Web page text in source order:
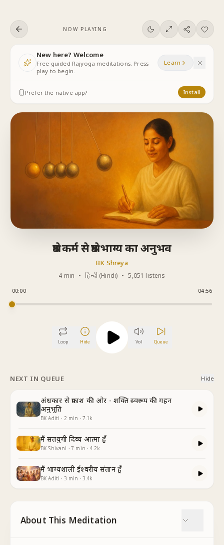
NOW PLAYING
New here? Welcome
Free guided Rajyoga meditations. Press
play to begin.
Learn
Prefer the native app? Install
श्रेष्ठ कर्म से श्रेष्ठ भाग्य का अनुभव
BK Shreya
4 min • हिन्दी (Hindi) • 5,051 listens
00:00 04:56
Loop Hide Vol Queue
NEXT IN QUEUE Hide
अंधकार से प्रकाश की ओर - शक्ति स्वरूप की गहन
अनुभूति
BK Aditi · 2 min · 7.1k
मैं सतयुगी दिव्य आत्मा हूँ
BK Shivani ·7 min ·4.2k
मैं भाग्यशाली ईश्वरीय संतान हूँ
BK Aditi · 3 min · 3.4k
About This Meditation